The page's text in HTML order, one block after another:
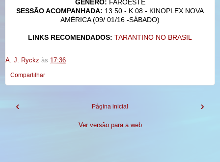
GÊNERO: FAROESTE
SESSÃO ACOMPANHADA: 13:50 - K 08 - KINOPLEX NOVA
AMÉRICA (09/ 01/16 -SÁBADO)
LINKS RECOMENDADOS: TARANTINO NO BRASIL
A. J. Ryckz às 17:36
Compartilhar
‹ ›
Página inicial
Ver versão para a web